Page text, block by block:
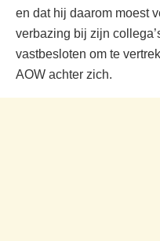
en dat hij daarom moest
verbazing bij zijn
vastbesloten om te
AOW achter zich.